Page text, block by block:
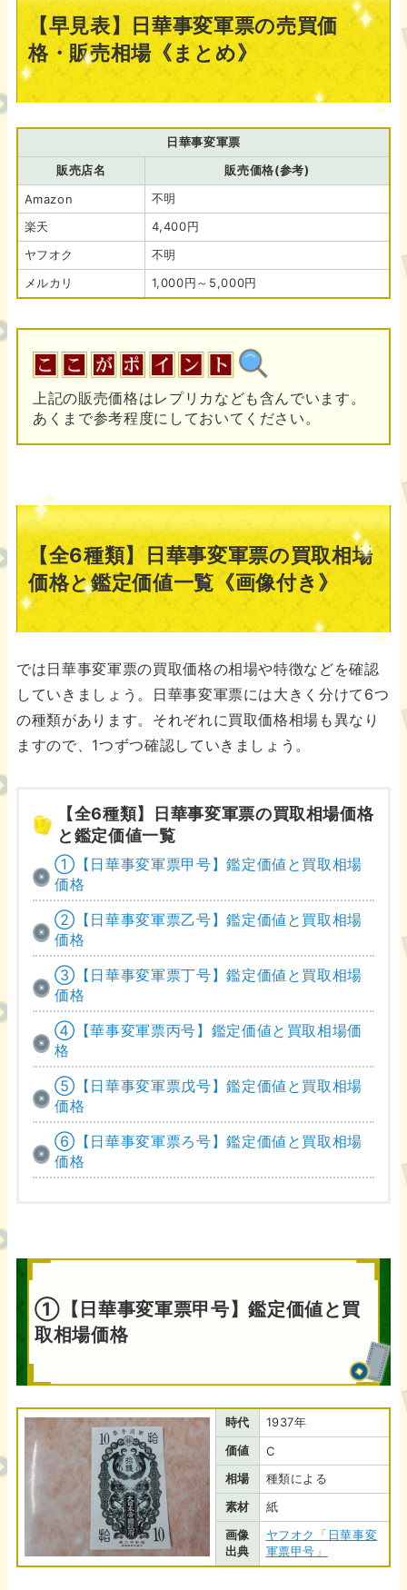
【早見表】日華事変軍票の売買価
格・販売相場《まとめ》
日華事変軍票
販売店名
販売価格(参考)
Amazon
不明
楽天
4,400円
ヤフオク
不明
メルカリ
1,000円～5,000円
上記の販売価格はレプリカなども含んでいます。
あくまで参考程度にしておいてください。
【全6種類】日華事変軍票の買取相場
価格と鑑定価値一覧《画像付き》
では日華事変軍票の買取価格の相場や特徴などを確認
していきましょう。日華事変軍票には大きく分けて6つ
の種類があります。それぞれに買取価格相場も異なり
ますので、1つずつ確認していきましょう。
【全6種類】日華事変軍票の買取相場価格
と鑑定価値一覧
①【日華事変軍票甲号】鑑定価値と買取相場
価格
②【日華事変軍票乙号】鑑定価値と買取相場
価格
③【日華事変軍票丁号】鑑定価値と買取相場
価格
④【華事変軍票丙号】鑑定価値と買取相場価
格
⑤【日華事変軍票戊号】鑑定価値と買取相場
価格
⑥【日華事変軍票ろ号】鑑定価値と買取相場
価格
①【日華事変軍票甲号】鑑定価値と買
取相場価格
時代
1937年
価値
C
相場
種類による
素材
紙
画像
出典
ヤフオク「日華事変
軍票甲号」